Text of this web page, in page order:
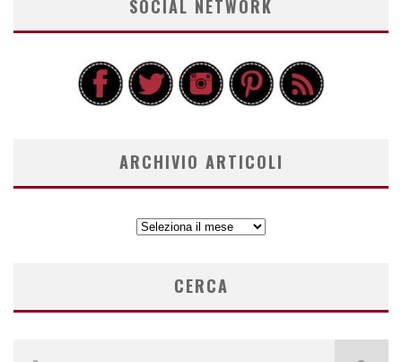
SOCIAL NETWORK
ARCHIVIO ARTICOLI
ARCHIVIO
CERCA